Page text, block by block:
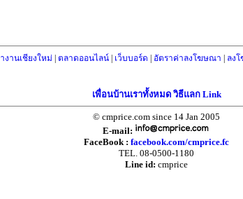
งานเชียงใหม่ | ตลาดออนไลน์| เว็บบอร์ด | อัตราค่าลงโฆษณา | ลง
เพื่อนบ้านเราทั้งหมด วิธีแลก Link
© cmprice.com since 14 Jan 2005
E-mail:
FaceBook : facebook.com/cmprice.fc
TEL. 08-0500-1180
Line id: cmprice